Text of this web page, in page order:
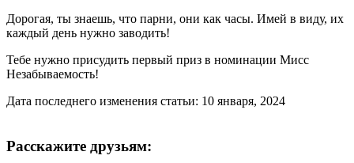
Дорогая, ты знаешь, что парни, они как часы. Имей в виду, их
каждый день нужно заводить!
Тебе нужно присудить первый приз в номинации Мисс
Незабываемость!
Дата последнего изменения статьи: 10 января, 2024
Расскажите друзьям: